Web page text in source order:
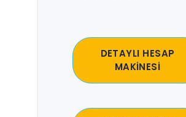
DETAYLI HESAP
MAKİNESİ